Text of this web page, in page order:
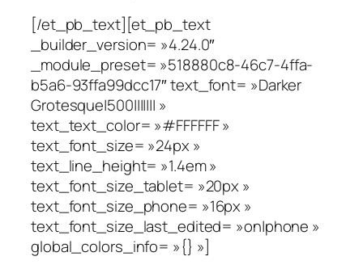
[/et_pb_text][et_pb_text
_builder_version= »4.24.0″
_module_preset= »518880c8-46c7-4ffa-
b5a6-93ffa99dcc17″ text_font= »Darker
Grotesque|500||||||| »
text_text_color= »#FFFFFF »
text_font_size= »24px »
text_line_height= »1.4em »
text_font_size_tablet= »20px »
text_font_size_phone= »16px »
text_font_size_last_edited= »on|phone »
global_colors_info= »{} »]